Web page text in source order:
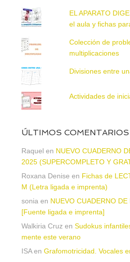
EL APARATO
el aula y fichas
Colección de
multiplicaciones
Divisiones entre
Actividades de
ÚLTIMOS COMENTARIOS
Raquel en NUEVO CUADERNO
2025 (SUPERCOMPLETO Y
Roxana Denise en Fichas de
M (Letra ligada e imprenta)
soniaen NUEVO CUADERNO
[Fuente ligada e imprenta]
Walkiria Cruzen Sudokus
mente este verano
ISAen Grafomotricidad. Vocales